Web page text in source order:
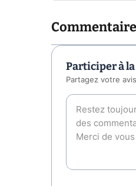
Participer à
Partagez votre